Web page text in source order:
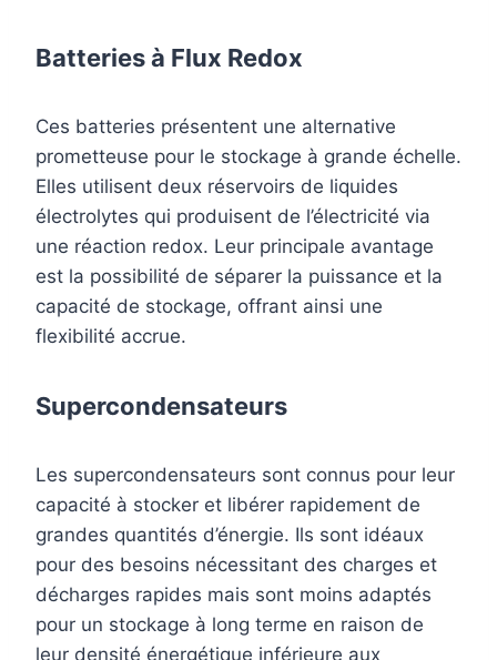
Batteries à Flux Redox
Ces batteries présentent une alternative
prometteuse pour le stockage à grande échelle.
Elles utilisent deux réservoirs de liquides
électrolytes qui produisent de l’électricité via
une réaction redox. Leur principale avantage
est la possibilité de séparer la puissance et la
capacité de stockage, offrant ainsi une
flexibilité accrue.
Supercondensateurs
Les supercondensateurs sont connus pour leur
capacité à stocker et libérer rapidement de
grandes quantités d’énergie. Ils sont idéaux
pour des besoins nécessitant des charges et
décharges rapides mais sont moins adaptés
pour un stockage à long terme en raison de
leur densité énergétique inférieure aux